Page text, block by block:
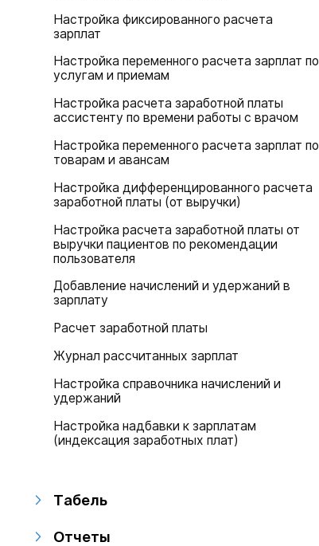
Настройка фиксированного расчета
зарплат
Настройка переменного расчета зарплат по
услугам и приемам
Настройка расчета заработной платы
ассистенту по времени работы с врачом
Настройка переменного расчета зарплат по
товарам и авансам
Настройка дифференцированного расчета
заработной платы (от выручки)
Настройка расчета заработной платы от
выручки пациентов по рекомендации
пользователя
Добавление начислений и удержаний в
зарплату
Расчет заработной платы
Журнал рассчитанных зарплат
Настройка справочника начислений и
удержаний
Настройка надбавки к зарплатам
(индексация заработных плат)
Табель
Отчеты